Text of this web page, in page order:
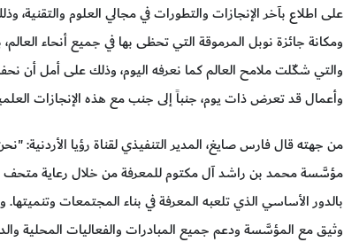
على اطلاع بآخر الإنجازات والتطورات في مجالي العلوم
ومكانة جائزة نوبل المرموقة التي تحظى بها في جميع أنحاء
والتي شكّلت ملامح العالم كما نعرفه اليوم، وذلك على أمل أن
وأعمال قد تعرض ذات يوم، جنباً إلى جنب مع هذه الإنجازات
من جهته قال فارس صايغ، المدير التنفيذي لقناة رؤيا الأردنية:
مؤسَّسة محمد بن راشد آل مكتوم للمعرفة من خلال رعاية متحف
بالدور الأساسي الذي تلعبه المعرفة في بناء المجتمعات
وثيق مع المؤسَّسة ودعم جميع المبادرات والفعاليات المحلية